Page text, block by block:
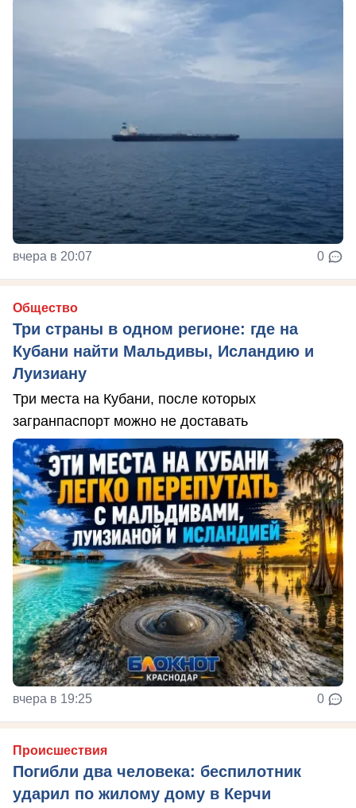
вчера в 20:07 0
Общество
Три страны в одном регионе: где на
Кубани найти Мальдивы, Исландию и
Луизиану
Три места на Кубани, после которых
загранпаспорт можно не доставать
вчера в 19:25 0
Происшествия
Погибли два человека: беспилотник
ударил по жилому дому в Керчи